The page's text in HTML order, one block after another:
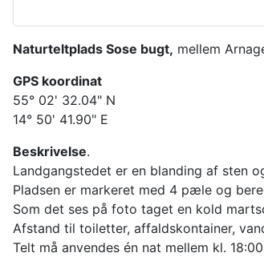
Naturteltplads Sose bugt, mellem
GPS koordinat
55° 02' 32.04" N
14° 50' 41.90" E
Beskrivelse.
Landgangstedet er en blanding af sten
Pladsen er markeret med 4 pæle og
Som det ses på foto taget en kold
Afstand til toiletter, affaldskontainer,
Telt må anvendes én nat mellem kl.